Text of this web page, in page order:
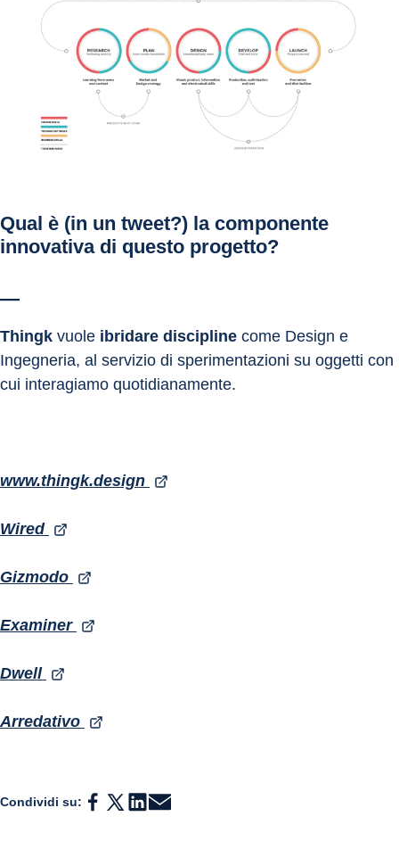
Qual è (in un tweet?) la componente
innovativa di questo progetto?
—
Thingk vuole ibridare discipline come Design e
Ingegneria, al servizio di sperimentazioni su oggetti con
cui interagiamo quotidianamente.
www.thingk.design
Wired
Gizmodo
Examiner
Dwell
Arredativo
Condividi su: